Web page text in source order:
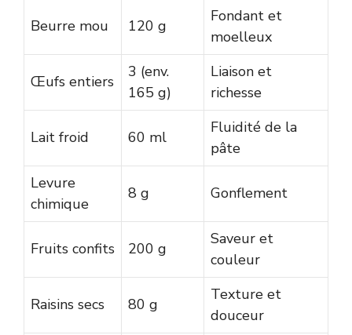
Beurre mou 120 g
Fondant et
moelleux
Œufs entiers
3 (env.
165 g)
Liaison et
richesse
Lait froid 60 ml
Fluidité de la
pâte
Levure
chimique
8 g Gonflement
Fruits confits 200 g
Saveur et
couleur
Raisins secs 80 g
Texture et
douceur